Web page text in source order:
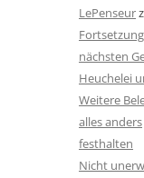
LePenseur
nächsten
Heuchelei
Weitere
alles anders
festhalten
Nicht